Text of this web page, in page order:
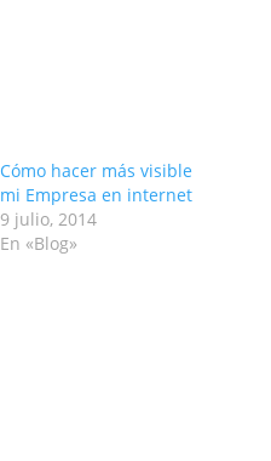
Cómo hacer más visible
mi Empresa en internet
9 julio, 2014
En «Blog»